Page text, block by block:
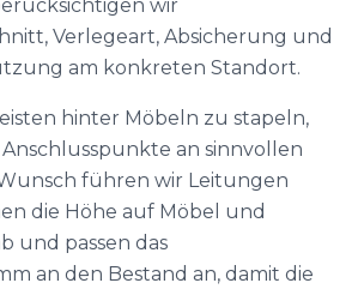
wir
Verlegeart, Absicherung und
am konkreten Standort.
hinter Möbeln zu stapeln,
an sinnvollen
führen wir Leitungen
die Höhe auf Möbel und
und passen das
an den Bestand an, damit die